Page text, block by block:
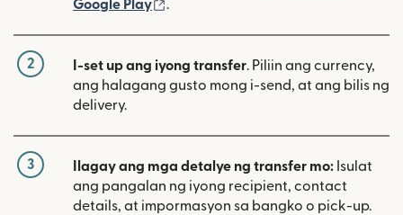
Google Play
(bubukas sa bagong window)
.
2 I-set up ang iyong transfer. Piliin ang currency,
ang halagang gusto mong i-send, at ang bilis ng
delivery.
3 Ilagay ang mga detalye ng transfer mo: Isulat
ang pangalan ng iyong recipient, contact
details, at impormasyon sa bangko o pick-up.